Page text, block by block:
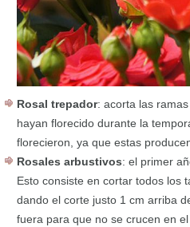
Rosal trepador: acorta las
hayan florecido durante la
florecieron, ya que estas
Rosales arbustivos: el primer
Esto consiste en cortar todos los
dando el corte justo 1 cm arriba
fuera para que no se crucen en